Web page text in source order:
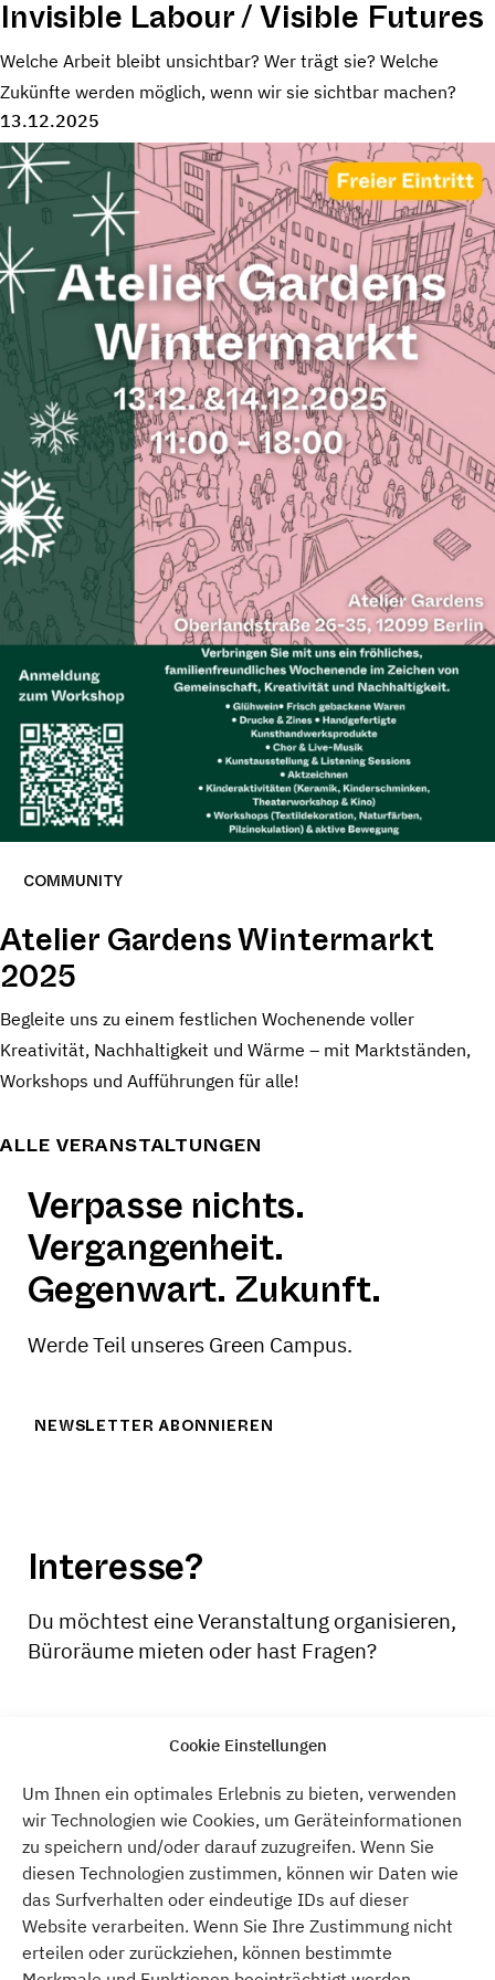
Cookie Einstellungen
Um Ihnen ein optimales Erlebnis zu bieten, verwenden
wir Technologien wie Cookies, um Geräteinformationen
zu speichern und/oder darauf zuzugreifen. Wenn Sie
diesen Technologien zustimmen, können wir Daten wie
das Surfverhalten oder eindeutige IDs auf dieser
Website verarbeiten. Wenn Sie Ihre Zustimmung nicht
erteilen oder zurückziehen, können bestimmte
Invisible Labour / Visible Futures
Welche Arbeit bleibt unsichtbar? Wer trägt sie? Welche
Zukünfte werden möglich, wenn wir sie sichtbar machen?
13.12.2025
COMMUNITY
Atelier Gardens Wintermarkt
2025
Begleite uns zu einem festlichen Wochenende voller
Kreativität, Nachhaltigkeit und Wärme – mit Marktständen,
Workshops und Aufführungen für alle!
ALLE VERANSTALTUNGEN
Verpasse nichts.
Vergangenheit.
Gegenwart. Zukunft.
Werde Teil unseres Green Campus.
NEWSLETTER ABONNIEREN
Interesse?
Du möchtest eine Veranstaltung organisieren,
Büroräume mieten oder hast Fragen?
KONTAKTIERE UNS
Atelier Gardens
Oberlandstraße 26-35
12099 Berlin Berlin
Deutschland
+49 (0)30 75 782 902